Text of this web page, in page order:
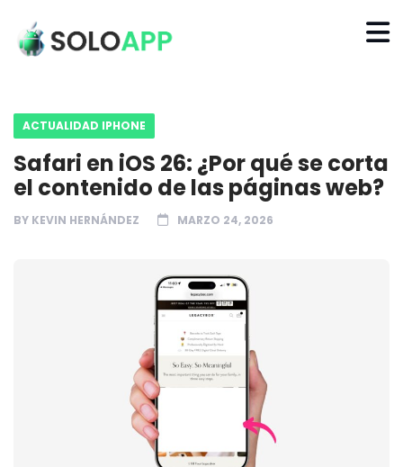
ACTUALIDAD IPHONE
Safari en iOS 26: ¿Por qué se corta
el contenido de las páginas web?
BY KEVIN HERNÁNDEZ MARZO 24, 2026